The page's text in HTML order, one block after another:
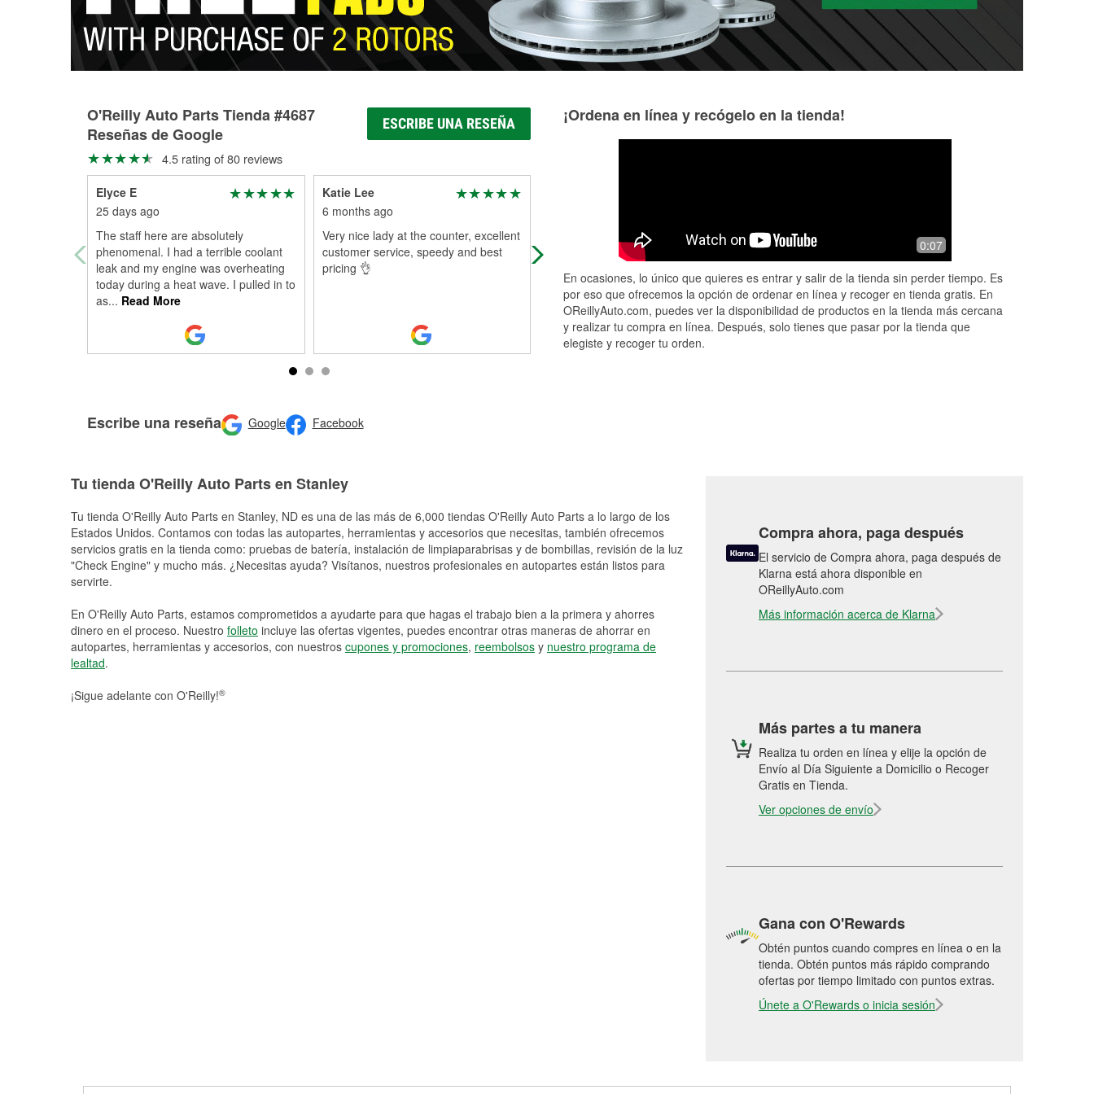
O'Reilly Auto Parts Tienda #4687
Reseñas de Google
ESCRIBE UNA RESEÑA
4.5 rating of 80 reviews
Elyce E
25 days ago
The staff here are absolutely
phenomenal. I had a terrible coolant
leak and my engine was overheating
today during a heat wave. I pulled in to
as... Read More
Katie Lee
6 months ago
Very nice lady at the counter, excellent
customer service, speedy and best
pricing 👌
It's a great place to go and get Auto
parts. If you need anything talk to
with anything you need. If he's no...
Read More
Store manager Robin still has great
humor. Went to get a new battery and
and asked if I wanted the same ba...
Read More
Escribe una reseña Google Facebook
¡Ordena en línea y recógelo en la tienda!
0:07
En ocasiones, lo único que quieres es entrar y salir de la tienda sin perder tiempo. Es
por eso que ofrecemos la opción de ordenar en línea y recoger en tienda gratis. En
OReillyAuto.com, puedes ver la disponibilidad de productos en la tienda más cercana
y realizar tu compra en línea. Después, solo tienes que pasar por la tienda que
elegiste y recoger tu orden.
Tu tienda O'Reilly Auto Parts en Stanley
Tu tienda O'Reilly Auto Parts en Stanley, ND es una de las más de 6,000 tiendas O'Reilly Auto Parts a lo largo de los
Estados Unidos. Contamos con todas las autopartes, herramientas y accesorios que necesitas, también ofrecemos
servicios gratis en la tienda como: pruebas de batería, instalación de limpiaparabrisas y de bombillas, revisión de la luz
"Check Engine" y mucho más. ¿Necesitas ayuda? Visítanos, nuestros profesionales en autopartes están listos para
servirte.
En O'Reilly Auto Parts, estamos comprometidos a ayudarte para que hagas el trabajo bien a la primera y ahorres
dinero en el proceso. Nuestro folleto incluye las ofertas vigentes, puedes encontrar otras maneras de ahorrar en
autopartes, herramientas y accesorios, con nuestros cupones y promociones, reembolsos y nuestro programa de
lealtad.
¡Sigue adelante con O'Reilly!®
Compra ahora, paga después
El servicio de Compra ahora, paga después de
Klarna está ahora disponible en
OReillyAuto.com
Más información acerca de Klarna
Más partes a tu manera
Realiza tu orden en línea y elije la opción de
Envío al Día Siguiente a Domicilio o Recoger
Gratis en Tienda.
Ver opciones de envío
Gana con O'Rewards
Obtén puntos cuando compres en línea o en la
tienda. Obtén puntos más rápido comprando
ofertas por tiempo limitado con puntos extras.
Únete a O'Rewards o inicia sesión